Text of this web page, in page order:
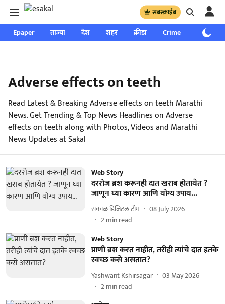
सबस्क्राईब
Epaper ताज्या देश शहर क्रीडा Crime साप्ताहिक
Adverse effects on teeth
Read Latest & Breaking Adverse effects on teeth Marathi
News. Get Trending & Top News Headlines on Adverse
effects on teeth along with Photos, Videos and Marathi
News Updates at Sakal
Web Story
दररोज ब्रश करूनही दात खराब होतायेत ?
जाणून घ्या कारण आणि योग्य उपाय...
सकाळ डिजिटल टीम
08 July 2026
2min read
Web Story
प्राणी ब्रश करत नाहीत, तरीही त्यांचे दात इतके
स्वच्छ कसे असतात?
Yashwant Kshirsagar
03 May 2026
2min read